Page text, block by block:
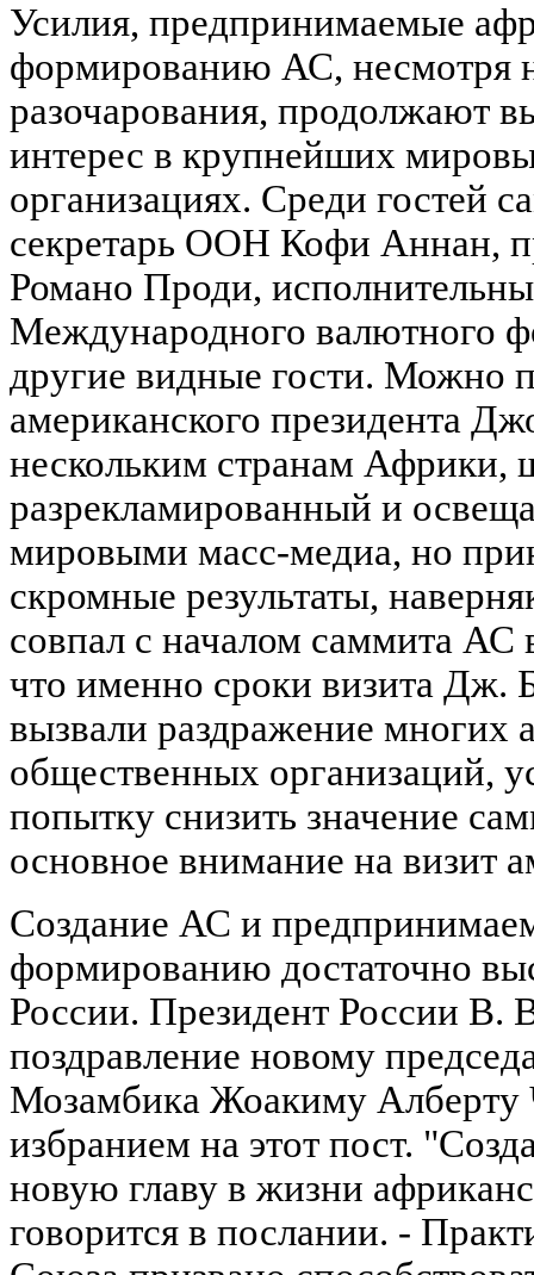
Усилия, предпринимаемые
формированию АС, несмотря
разочарования, продолжают
интерес в крупнейших
организациях. Среди гостей
секретарь ООН Кофи Аннан,
Романо Проди,
Международного валютного
другие видные гости. Можно
американского президента
нескольким странам Африки,
разрекламированный и
мировыми масс-медиа, но
скромные результаты,
совпал с началом саммита АС
что именно сроки визита
вызвали раздражение многих
общественных организаций,
попытку снизить значение
основное внимание на визит
Создание АС и
формированию достаточно
России. Президент России В.
поздравление новому
Мозамбика Жоакиму Алберту
избранием на этот пост.
новую главу в жизни
говорится в послании. -